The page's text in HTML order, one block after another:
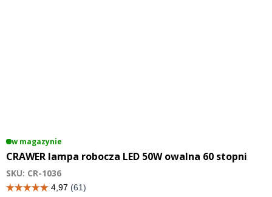
w magazynie
CRAWER lampa robocza LED 50W owalna 60 stopni
SKU: CR-1036